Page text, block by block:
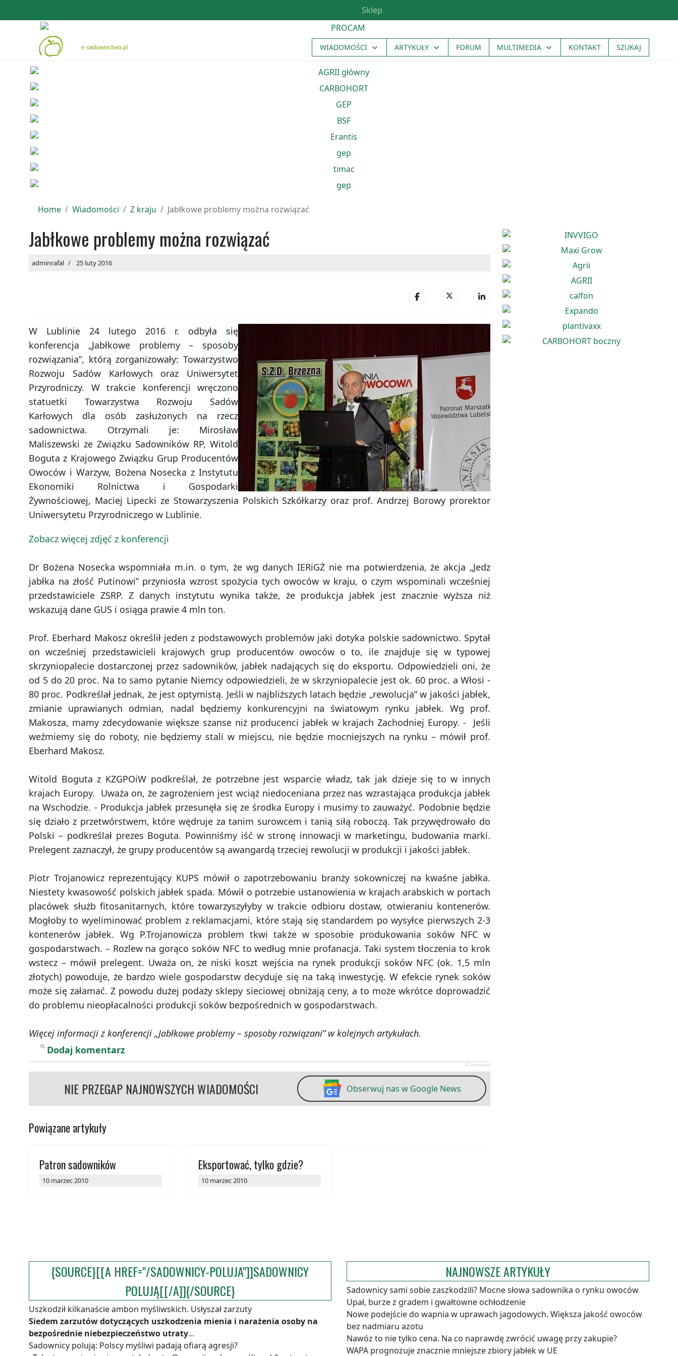
Sklep
WIADOMOŚCI ARTYKUŁY FORUM MULTIMEDIA KONTAKT SZUKAJ
Home Wiadomości Z kraju Jabłkowe problemy można rozwiązać
Jabłkowe problemy można rozwiązać
adminrafal 25 luty 2016
W Lublinie 24 lutego 2016 r. odbyła się
konferencja „Jabłkowe problemy – sposoby
rozwiązania”, którą zorganizowały: Towarzystwo
Rozwoju Sadów Karłowych oraz Uniwersytet
Przyrodniczy. W trakcie konferencji wręczono
statuetki Towarzystwa Rozwoju Sadów
Karłowych dla osób zasłużonych na rzecz
sadownictwa. Otrzymali je: Mirosław
Maliszewski ze Związku Sadowników RP, Witold
Boguta z Krajowego Związku Grup Producentów
Owoców i Warzyw, Bożena Nosecka z Instytutu
Ekonomiki Rolnictwa i Gospodarki
Żywnościowej, Maciej Lipecki ze Stowarzyszenia Polskich Szkółkarzy oraz prof. Andrzej Borowy prorektor
Uniwersytetu Przyrodniczego w Lublinie.
Zobacz więcej zdjęć z konferencji
Dr Bożena Nosecka wspomniała m.in. o tym, że wg danych IERiGŻ nie ma potwierdzenia, że akcja „Jedz
jabłka na złość Putinowi” przyniosła wzrost spożycia tych owoców w kraju, o czym wspominali wcześniej
przedstawiciele ZSRP. Z danych instytutu wynika także, że produkcja jabłek jest znacznie wyższa niż
wskazują dane GUS i osiąga prawie 4 mln ton.
Prof. Eberhard Makosz określił jeden z podstawowych problemów jaki dotyka polskie sadownictwo. Spytał
on wcześniej przedstawicieli krajowych grup producentów owoców o to, ile znajduje się w typowej
skrzyniopalecie dostarczonej przez sadowników, jabłek nadających się do eksportu. Odpowiedzieli oni, że
od 5 do 20 proc. Na to samo pytanie Niemcy odpowiedzieli, że w skrzyniopalecie jest ok. 60 proc. a Włosi -
80 proc. Podkreślał jednak, że jest optymistą. Jeśli w najbliższych latach będzie „rewolucja” w jakości jabłek,
zmianie uprawianych odmian, nadal będziemy konkurencyjni na światowym rynku jabłek. Wg prof.
Makosza, mamy zdecydowanie większe szanse niż producenci jabłek w krajach Zachodniej Europy. - Jeśli
weźmiemy się do roboty, nie będziemy stali w miejscu, nie będzie mocniejszych na rynku – mówił prof.
Eberhard Makosz.
Witold Boguta z KZGPOiW podkreślał, że potrzebne jest wsparcie władz, tak jak dzieje się to w innych
krajach Europy. Uważa on, że zagrożeniem jest wciąż niedoceniana przez nas wzrastająca produkcja jabłek
na Wschodzie. - Produkcja jabłek przesunęła się ze środka Europy i musimy to zauważyć. Podobnie będzie
się działo z przetwórstwem, które wędruje za tanim surowcem i tanią siłą roboczą. Tak przywędrowało do
Polski – podkreślał prezes Boguta. Powinniśmy iść w stronę innowacji w marketingu, budowania marki.
Prelegent zaznaczył, że grupy producentów są awangardą trzeciej rewolucji w produkcji i jakości jabłek.
Piotr Trojanowicz reprezentujący KUPS mówił o zapotrzebowaniu branży sokowniczej na kwaśne jabłka.
Niestety kwasowość polskich jabłek spada. Mówił o potrzebie ustanowienia w krajach arabskich w portach
placówek służb fitosanitarnych, które towarzyszyłyby w trakcie odbioru dostaw, otwieraniu kontenerów.
Mogłoby to wyeliminować problem z reklamacjami, które stają się standardem po wysyłce pierwszych 2-3
kontenerów jabłek. Wg P.Trojanowicza problem tkwi także w sposobie produkowania soków NFC w
gospodarstwach. – Rozlew na gorąco soków NFC to według mnie profanacja. Taki system tłoczenia to krok
wstecz – mówił prelegent. Uważa on, że niski koszt wejścia na rynek produkcji soków NFC (ok. 1,5 mln
złotych) powoduje, że bardzo wiele gospodarstw decyduje się na taką inwestycję. W efekcie rynek soków
może się załamać. Z powodu dużej podaży sklepy sieciowej obniżają ceny, a to może wkrótce doprowadzić
do problemu nieopłacalności produkcji soków bezpośrednich w gospodarstwach.
Więcej informacji z konferencji „Jabłkowe problemy – sposoby rozwiązani” w kolejnych artykułach.
Dodaj komentarz
JComments
NIE PRZEGAP NAJNOWSZYCH WIADOMOŚCI Obserwuj nas w Google News
Powiązane artykuły
Patron sadowników
10 marzec 2010
Eksportować, tylko gdzie?
10 marzec 2010
{SOURCE}[[A HREF="/SADOWNICY-POLUJA"]]SADOWNICY
POLUJĄ[[/A]]{/SOURCE}
Uszkodził kilkanaście ambon myśliwskich. Usłyszał zarzuty
Siedem zarzutów dotyczących uszkodzenia mienia i narażenia osoby na
bezpośrednie niebezpieczeństwo utraty...
Sadownicy polują: Polscy myśliwi padają ofiarą agresji?
NAJNOWSZE ARTYKUŁY
Sadownicy sami sobie zaszkodzili? Mocne słowa sadownika o rynku owoców
Upał, burze z gradem i gwałtowne ochłodzenie
Nowe podejście do wapnia w uprawach jagodowych. Większa jakość owoców
bez nadmiaru azotu
Nawóz to nie tylko cena. Na co naprawdę zwrócić uwagę przy zakupie?
WAPA prognozuje znacznie mniejsze zbiory jabłek w UE